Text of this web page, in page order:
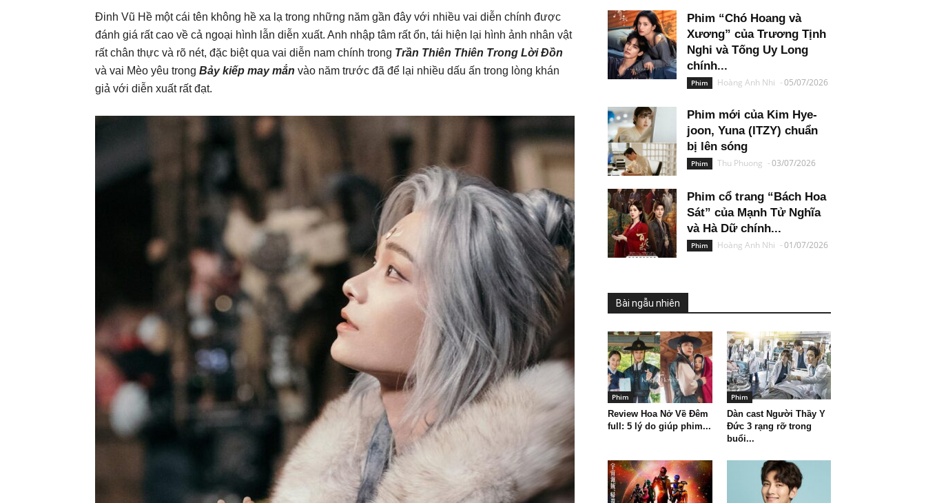
Đinh Vũ Hề một cái tên không hề xa lạ trong những năm gần đây với nhiều vai diễn chính được
đánh giá rất cao về cả ngoại hình lẫn diễn xuất. Anh nhập tâm rất ổn, tái hiện lại hình ảnh nhân vật
rất chân thực và rõ nét, đặc biệt qua vai diễn nam chính trong Trần Thiên Thiên Trong Lời Đồn
và vai Mèo yêu trong Bảy kiếp may mắn vào năm trước đã để lại nhiều dấu ấn trong lòng khán
giả với diễn xuất rất đạt.
Phim “Chó Hoang và
Xương” của Trương Tịnh
Nghi và Tống Uy Long
chính...
Phim Hoàng Anh Nhi -05/07/2026
Phim mới của Kim Hye-
joon, Yuna (ITZY) chuẩn
bị lên sóng
Phim Thu Phuong -03/07/2026
Phim cổ trang “Bách Hoa
Sát” của Mạnh Tử Nghĩa
và Hà Dữ chính...
Phim Hoàng Anh Nhi -01/07/2026
Bài ngẫu nhiên
Phim
Review Hoa Nở Về Đêm
full: 5 lý do giúp phim...
Phim
Dàn cast Người Thầy Y
Đức 3 rạng rỡ trong
buổi...